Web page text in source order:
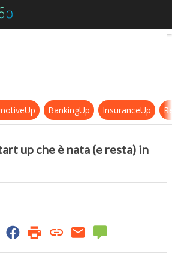
GIPSTech, una start up che è nata
BankingUp InsuranceUp
up che è nata (e resta) in